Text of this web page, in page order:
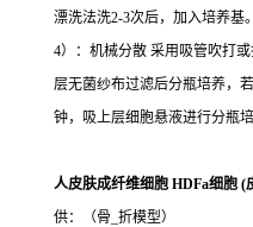
漂洗法洗2-3次后，加入培养基。
4）：机械分散 采用吸管吹打
层无菌纱布过滤后分瓶培养，
钟，吸上层细胞悬液进行分瓶培
人皮肤成纤维细胞 HDFa细胞 (
供：（骨_折模型）